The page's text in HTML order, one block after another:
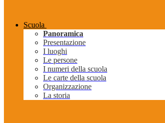
Scuola
Panoramica
Presentazione
I luoghi
Le persone
I numeri della scuola
Le carte della scuola
Organizzazione
La storia